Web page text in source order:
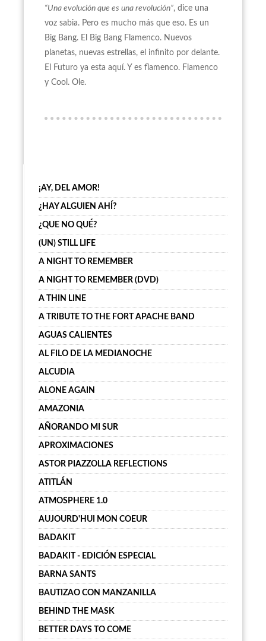
“Una evolución que es una revolución”, dice una
voz sabia. Pero es mucho más que eso. Es un
Big Bang. El Big Bang Flamenco. Nuevos
planetas, nuevas estrellas, el infinito por delante.
El Futuro ya esta aquí. Y es flamenco. Flamenco
y Cool. Ole.
¡AY, DEL AMOR!
¿HAY ALGUIEN AHÍ?
¿QUE NO QUÉ?
(UN) STILL LIFE
A NIGHT TO REMEMBER
A NIGHT TO REMEMBER (DVD)
A THIN LINE
A TRIBUTE TO THE FORT APACHE BAND
AGUAS CALIENTES
AL FILO DE LA MEDIANOCHE
ALCUDIA
ALONE AGAIN
AMAZONIA
AÑORANDO MI SUR
APROXIMACIONES
ASTOR PIAZZOLLA REFLECTIONS
ATITLÁN
ATMOSPHERE 1.0
AUJOURD'HUI MON COEUR
BADAKIT
BADAKIT - EDICIÓN ESPECIAL
BARNA SANTS
BAUTIZAO CON MANZANILLA
BEHIND THE MASK
BETTER DAYS TO COME